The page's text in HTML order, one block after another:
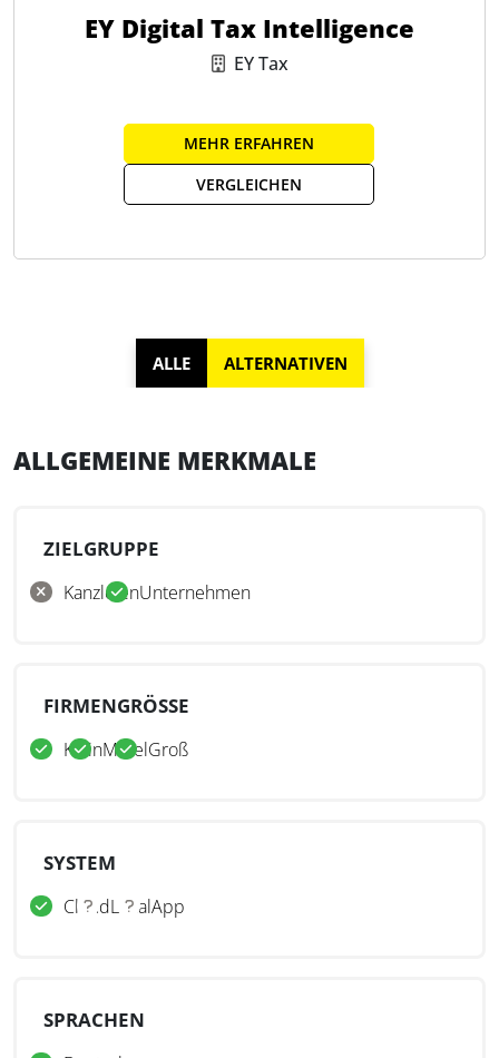
EY Digital Tax Intelligence
EY Tax
MEHR ERFAHREN
VERGLEICHEN
ALLGEMEINE MERKMALE
ZIELGRUPPE
KanzleienUnternehmen
FIRMENGRÖSSE
KleinMittelGroß
SYSTEM
CloudLokalApp
SPRACHEN